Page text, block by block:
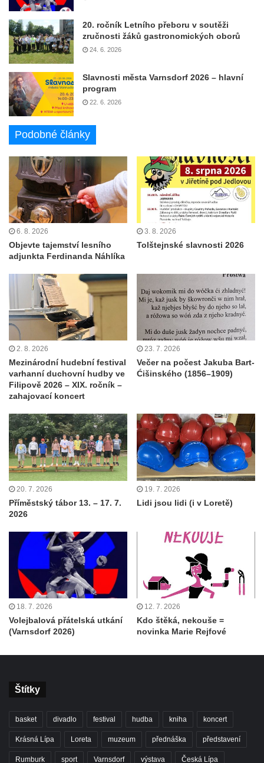
20. ročník Letního přeboru v soutěži
zručnosti žáků gastronomických oborů
24. 6. 2026
Slavnosti města Varnsdorf 2026 – hlavní
program
22. 6. 2026
Podobné články
6. 8. 2026
Objevte tajemství lesního
adjunkta Ferdinanda Náhlíka
3. 8. 2026
Tolštejnské slavnosti 2026
2. 8. 2026
Mezinárodní hudební festival
varhanní duchovní hudby ve
Filipově 2026 – XIX. ročník –
zahajovací koncert
23. 7. 2026
Večer na počest Jakuba Bart-
Ćišinského (1856–1909)
20. 7. 2026
Příměstský tábor 13. – 17. 7.
2026
19. 7. 2026
Lidi jsou lidi (i v Loretě)
18. 7. 2026
Volejbalová přátelská utkání
(Varnsdorf 2026)
12. 7. 2026
Kdo štěká, nekouše =
novinka Marie Rejfové
Štítky
basket divadlo festival hudba kniha koncert
Krásná Lípa Loreta muzeum přednáška představení
Rumburk sport Varnsdorf výstava Česká Lípa